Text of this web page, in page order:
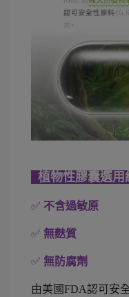
植物性膠囊選
✅ 不含過敏原
✅ 無麩質
✅ 無防腐劑
由美國FDA認可安